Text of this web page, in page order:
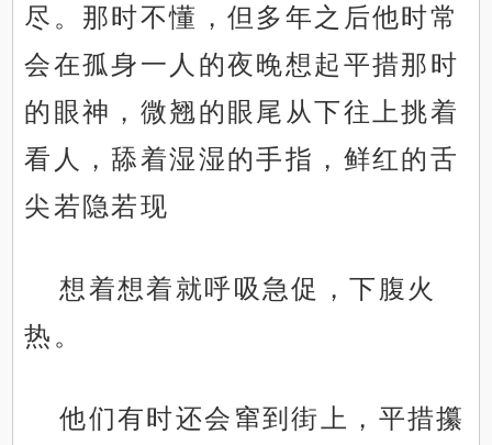
尽。那时不懂，但多年之后他时常
会在孤身一人的夜晚想起平措那时
的眼神，微翘的眼尾从下往上挑着
看人，舔着湿湿的手指，鲜红的舌
尖若隐若现
想着想着就呼吸急促，下腹火
热。
他们有时还会窜到街上，平措攥